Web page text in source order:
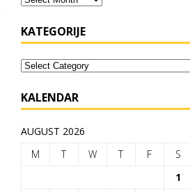
KATEGORIJE
KALENDAR
AUGUST 2026
M
T W T F S
1